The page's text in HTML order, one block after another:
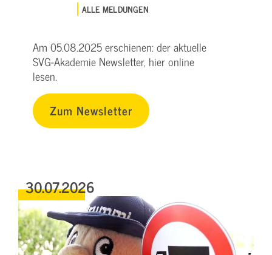
ALLE MELDUNGEN
Am 05.08.2025 erschienen: der aktuelle
SVG-Akademie Newsletter, hier online
lesen.
Zum Newsletter
30.07.2026